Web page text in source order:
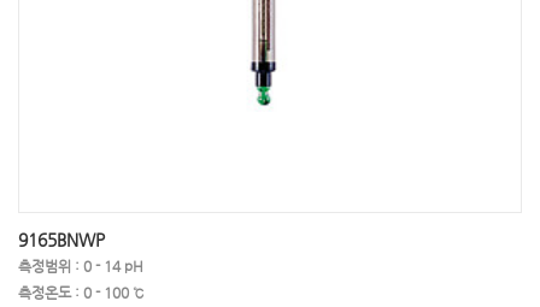
9165BNWP
측정범위 : 0 - 14 pH
측정온도 : 0 - 100 ℃